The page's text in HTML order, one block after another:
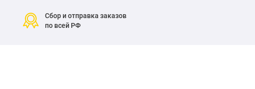
Сбор и отправка заказов
по всей РФ